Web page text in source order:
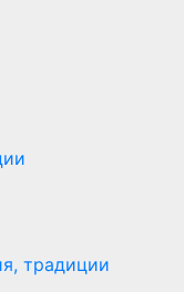
традиции